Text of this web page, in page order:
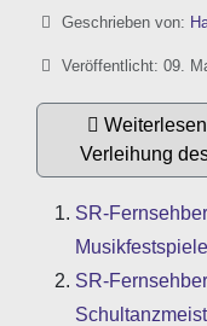
DetailsGeschrieben von:
Veröffentlicht: 09.
Verleihung
SR-
SR-